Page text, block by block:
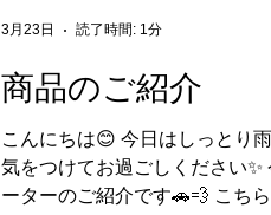
合わせてお車もアップデートし
きるよう努めてまいります🚗
よりお待ちしております✨
商品のご紹介
こんにちは😊 今日はしっとり
気をつけてお過ごしください
ーターのご紹介です🚗💨 こち
3月23日 読了時間: 1分